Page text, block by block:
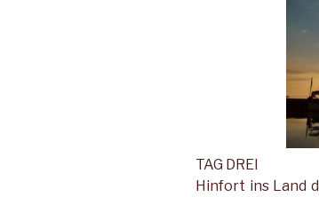
TAG DREI
Hinfort ins Land